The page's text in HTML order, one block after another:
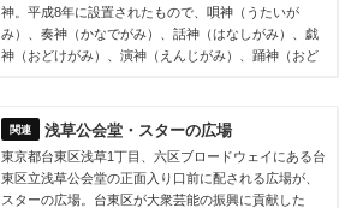
神。平成8年に設置されたもので、唄神（うたいが
み）、奏神（かなでがみ）、話神（はなしがみ）、戯
神（おどけがみ）、演神（えんじがみ）、踊神（おど
浅草公会堂・スターの広場
東京都台東区浅草1丁目、六区ブロードウェイにある台
東区立浅草公会堂の正面入り口前に配される広場が、
スターの広場。台東区が大衆芸能の振興に貢献した